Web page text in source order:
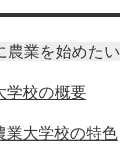
農業を始めた
学校の概要
業大学校の特色